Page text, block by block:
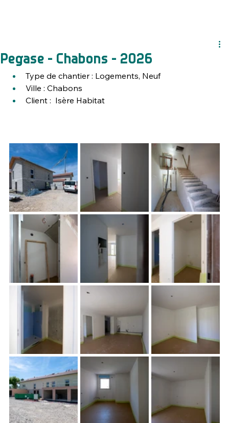
Pegase - Chabons - 2026
Type de chantier : Logements, Neuf
Ville : Chabons
Client : Isère Habitat